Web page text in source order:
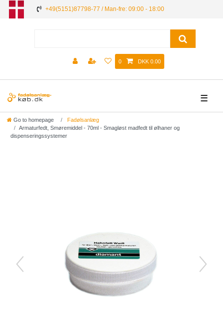
+49(5151)87798-77 / Man-fre: 09:00 - 18:00
0 DKK 0.00
☰
Go to homepage
Fadølsanlæg
Armaturfedt, Smøremiddel - 70ml - Smagløst madfedt til ølhaner og
dispenseringssystemer